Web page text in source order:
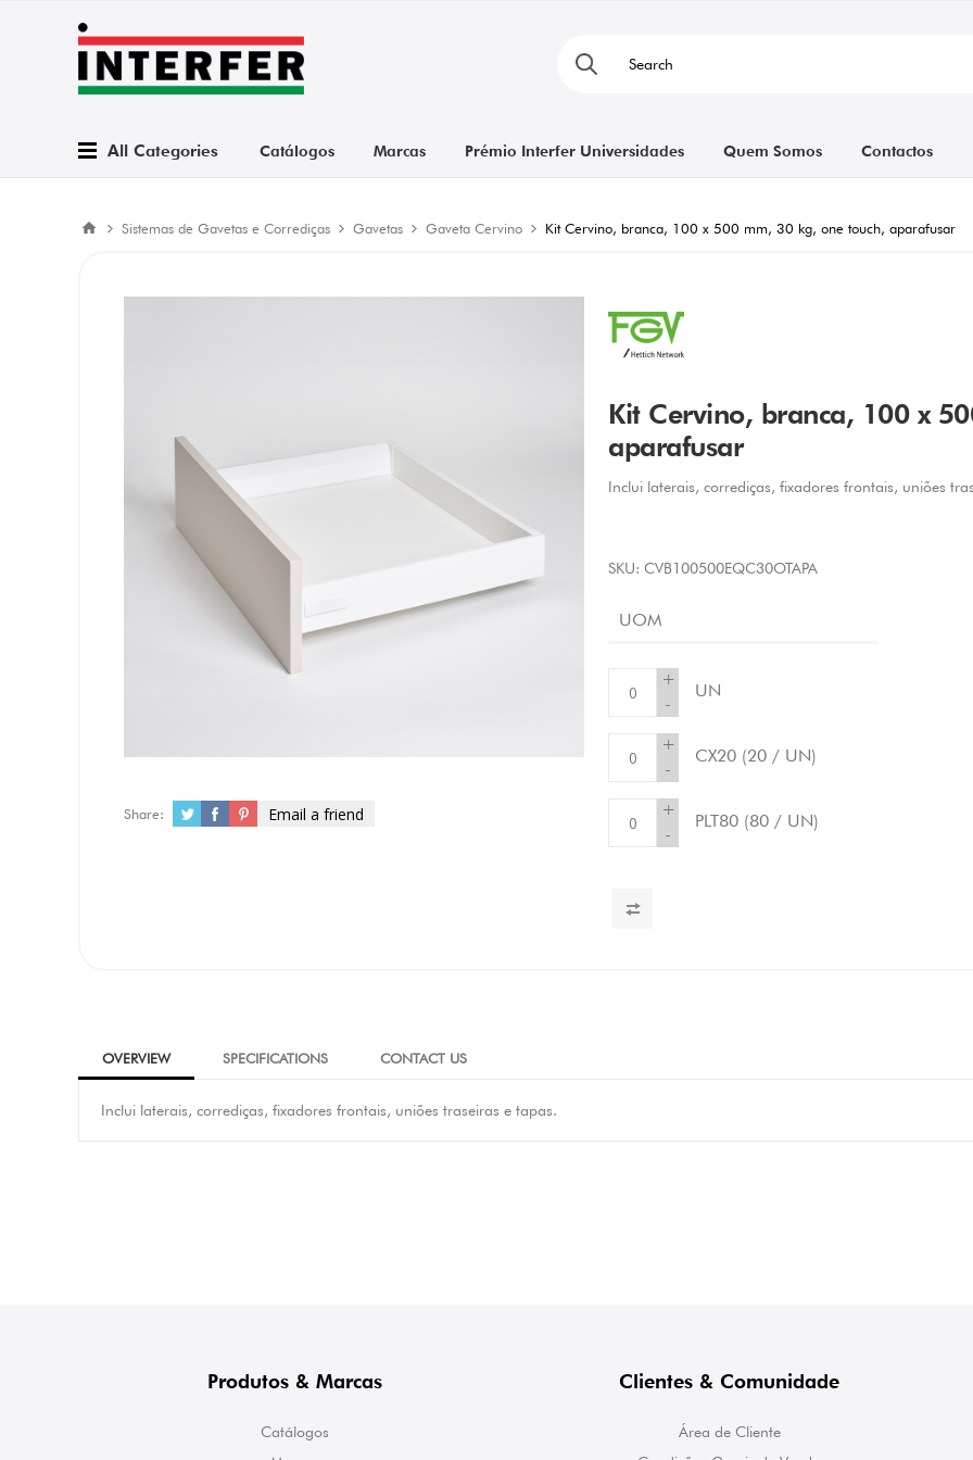
All Categories Catálogos Marcas Prémio Interfer Universidades Quem Somos Contactos
Sistemas de Gavetas e Corrediças Gavetas Gaveta Cervino Kit Cervino, branca, 100 x 500 mm, 30 kg, one touch, aparafusar
Kit Cervino, branca, 100 x
aparafusar
Inclui laterais, corrediças, fixadores frontais, uniões
SKU: CVB100500EQC30OTAPA
UOM
+
-
UN
+
-
CX20 (20 / UN)
+
-
PLT80 (80 / UN)
Share: Email a friend
OVERVIEW SPECIFICATIONS CONTACT US
Inclui laterais, corrediças, fixadores frontais, uniões traseiras e tapas.
Produtos & Marcas
Catálogos
Clientes & Comunidade
Área de Cliente